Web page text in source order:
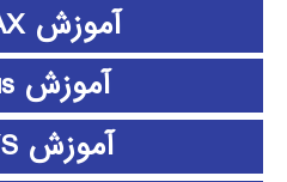
آموزش 3D MAX
آموزش abaqus
آموزش ANSYS